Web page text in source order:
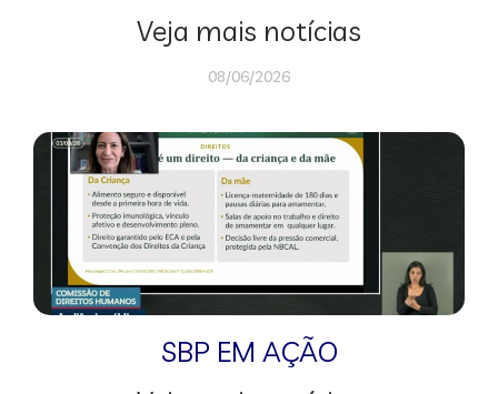
Veja mais notícias
08/06/2026
SBP EM AÇÃO